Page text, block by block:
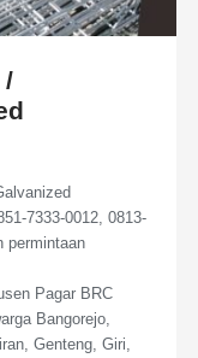
/
7333-0012, 0813-
permintaan
Pagar BRC
Bangorejo,
Genteng, Giri,